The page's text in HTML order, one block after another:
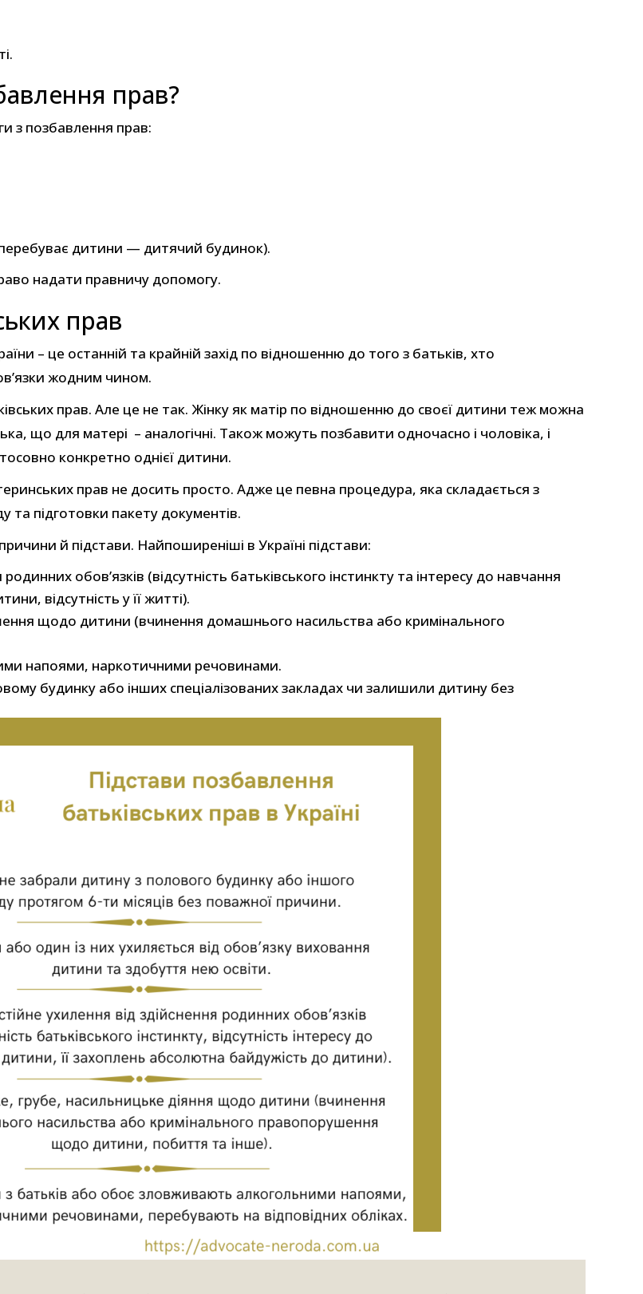
прав?
з позбавлення прав:
дитини — дитячий будинок).
надати правничу допомогу.
прав
– це останній та крайній захід по відношенню до того з батьків, хто
жодним чином.
прав. Але це не так. Жінку як матір по відношенню до своєї дитини теж можна
що для матері – аналогічні. Також можуть позбавити одночасно і чоловіка, і
конкретно однієї дитини.
прав не досить просто. Адже це певна процедура, яка складається з
та підготовки пакету документів.
й підстави. Найпоширеніші в Україні підстави:
обов’язків (відсутність батьківського інстинкту та інтересу до навчання
відсутність у її житті).
щодо дитини (вчинення домашнього насильства або кримінального
напоями, наркотичними речовинами.
будинку або інших спеціалізованих закладах чи залишили дитину без